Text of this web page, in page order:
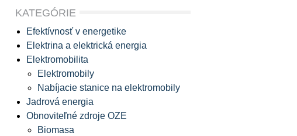
KATEGÓRIE
Efektívnosť v energetike
Elektrina a elektrická energia
Elektromobilita
Elektromobily
Nabíjacie stanice na elektromobily
Jadrová energia
Obnoviteľné zdroje OZE
Biomasa